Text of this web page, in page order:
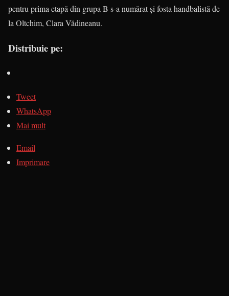
pentru prima etapă din grupa B s-a numărat şi fosta handbalistă de
la Oltchim, Clara Vădineanu.
Distribuie pe:
Tweet
WhatsApp
Mai mult
Email
Imprimare